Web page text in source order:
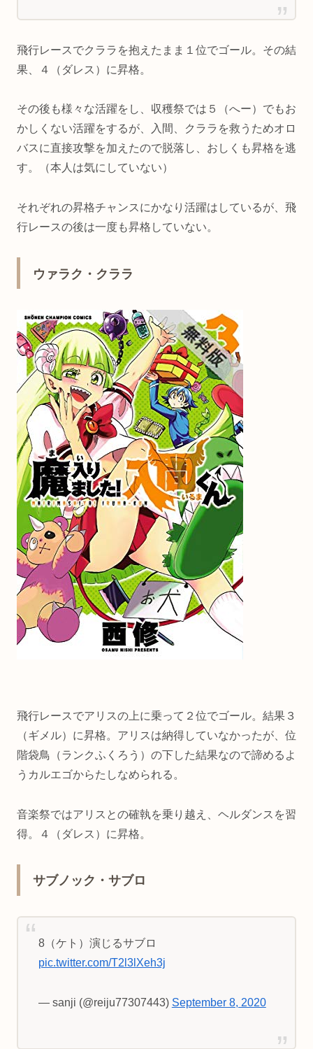
飛行レースでクララを抱えたまま１位でゴール。その結
果、４（ダレス）に昇格。
その後も様々な活躍をし、収穫祭では５（へー）でもお
かしくない活躍をするが、入間、クララを救うためオロ
バスに直接攻撃を加えたので脱落し、おしくも昇格を逃
す。（本人は気にしていない）
それぞれの昇格チャンスにかなり活躍はしているが、飛
行レースの後は一度も昇格していない。
ウァラク・クララ
飛行レースでアリスの上に乗って２位でゴール。結果３
（ギメル）に昇格。アリスは納得していなかったが、位
階袋鳥（ランクふくろう）の下した結果なので諦めるよ
うカルエゴからたしなめられる。
音楽祭ではアリスとの確執を乗り越え、ヘルダンスを習
得。４（ダレス）に昇格。
サブノック・サブロ
8（ケト）演じるサブロ
pic.twitter.com/T2l3lXeh3j
— sanji (@reiju77307443) September 8, 2020